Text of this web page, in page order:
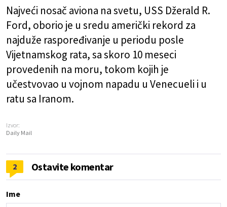
Najveći nosač aviona na svetu, USS Džerald R.
Ford, oborio je u sredu američki rekord za
najduže raspoređivanje u periodu posle
Vijetnamskog rata, sa skoro 10 meseci
provedenih na moru, tokom kojih je
učestvovao u vojnom napadu u Venecueli i u
ratu sa Iranom.
Izvor:
Daily Mail
2 Ostavite komentar
Ime